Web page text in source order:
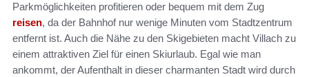
Parkmöglichkeiten profitieren oder bequem mit dem Zug
reisen, da der Bahnhof nur wenige Minuten vom Stadtzentrum
entfernt ist. Auch die Nähe zu den Skigebieten macht Villach zu
einem attraktiven Ziel für einen Skiurlaub. Egal wie man
ankommt, der Aufenthalt in dieser charmanten Stadt wird durch